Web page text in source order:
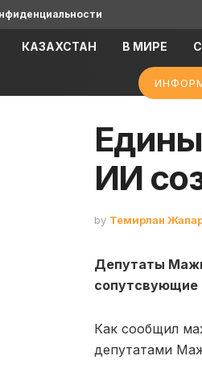
КАЗАХСТАН В МИРЕ
ИИ
by Темирлан
Депутаты
сопутсвующие
Как сообщил
депутатами